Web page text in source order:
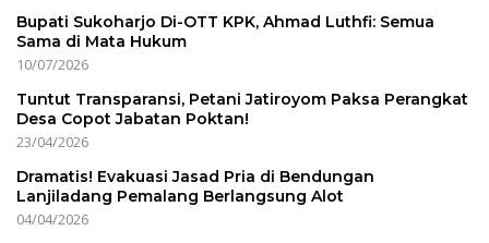
Bupati Sukoharjo Di-OTT KPK, Ahmad Luthfi: Semua
Sama di Mata Hukum
10/07/2026
Tuntut Transparansi, Petani Jatiroyom Paksa Perangkat
Desa Copot Jabatan Poktan!
23/04/2026
Dramatis! Evakuasi Jasad Pria di Bendungan
Lanjiladang Pemalang Berlangsung Alot
04/04/2026